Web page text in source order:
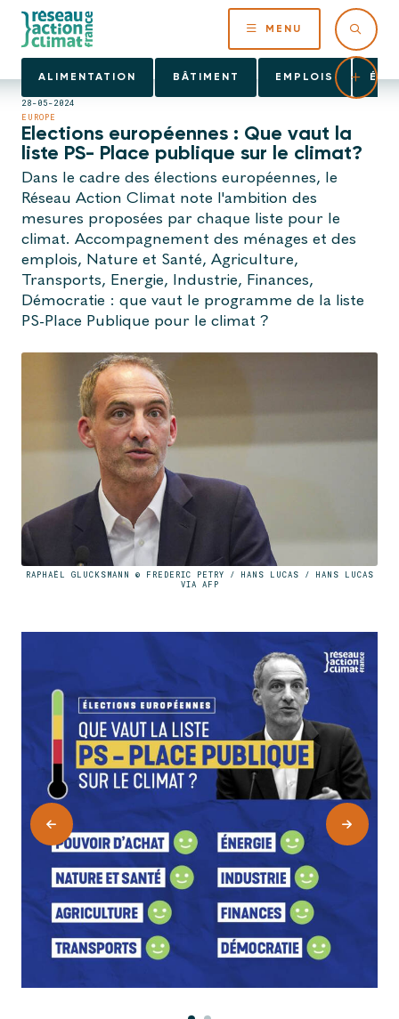
MENU
ALIMENTATION BÂTIMENT EMPLOIS
28-05-2024
EUROPE
Elections européennes : Que vaut la
liste PS- Place publique sur le climat?
Dans le cadre des élections européennes, le
Réseau Action Climat note l'ambition des
mesures proposées par chaque liste pour le
climat. Accompagnement des ménages et des
emplois, Nature et Santé, Agriculture,
Transports, Energie, Industrie, Finances,
Démocratie : que vaut le programme de la liste
PS-Place Publique pour le climat ?
RAPHAËL GLUCKSMANN © FREDERIC PETRY / HANS LUCAS / HANS LUCAS
VIA AFP